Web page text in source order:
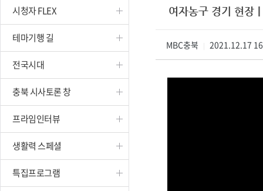
옥천
특집프로그램
종영프로그램
시청자 FLEX
테마기행 길
전국시대
충북 시사토론 창
프라임인터뷰
생활력 스페셜
특집프로그램
여자농구 경기 현장
MBC충북 2021.12.17